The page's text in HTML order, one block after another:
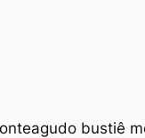
bustiê